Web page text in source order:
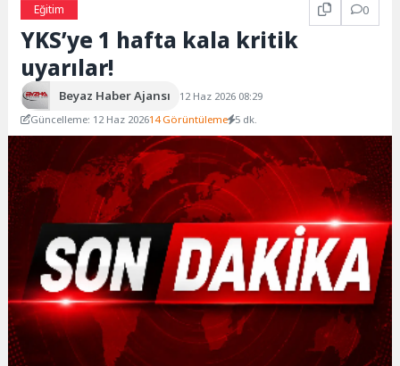
Eğitim 0
YKS’ye 1 hafta kala kritik
uyarılar!
Beyaz Haber Ajansı
12 Haz 2026 08:29
Güncelleme: 12 Haz 202614 Görüntüleme 5 dk.